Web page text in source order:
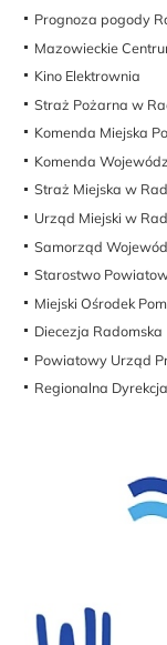
Prognoza pogody
Mazowieckie
Kino Elektrownia
Straż Pożarna w
Komenda Miejska
Komenda
Straż Miejska w
Urząd Miejski w
Samorząd
Starostwo
Miejski Ośrodek
Diecezja Radomska
Powiatowy Urząd
Regionalna